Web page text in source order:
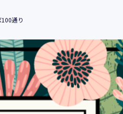
のため
供のため
通り